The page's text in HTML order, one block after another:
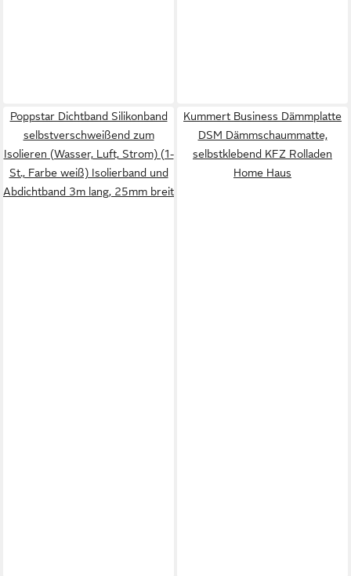
Poppstar Dichtband Silikonband
selbstverschweißend zum
Isolieren (Wasser, Luft, Strom) (1-
St., Farbe weiß) Isolierband und
Abdichtband 3m lang, 25mm breit
Kummert Business Dämmplatte
DSM Dämmschaummatte,
selbstklebend KFZ Rolladen
Home Haus